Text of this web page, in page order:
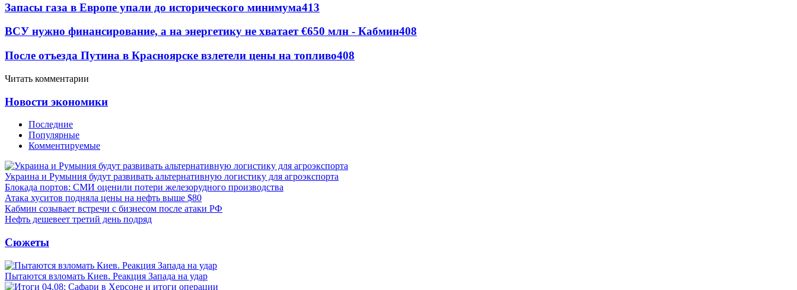
Запасы газа в Европе упали до исторического минимума413
ВСУ нужно финансирование, а на энергетику не хватает €650 млн - Кабмин408
После отъезда Путина в Красноярске взлетели цены на топливо408
Читать комментарии
Новости экономики
Последние
Популярные
Комментируемые
Украина и Румыния будут развивать альтернативную логистику для агроэкспорта
Блокада портов: СМИ оценили потери железорудного производства
Атака хуситов подняла цены на нефть выше $80
Кабмин созывает встречи с бизнесом после атаки РФ
Нефть дешевеет третий день подряд
Сюжеты
Пытаются взломать Киев. Реакция Запада на удар